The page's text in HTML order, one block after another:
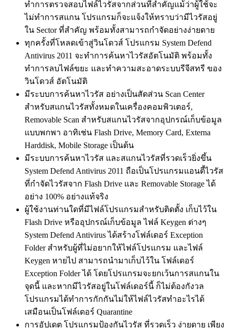
ทำการตรวจสอบไฟล์ไวรัสจากส่วนที่สำคัญแม้ว่าผู้ใช้จะ
ไม่ทำการสแกน โปรแกรมก็จะแจ้งให้ทราบว่ามีไวรัสอยู่
ใน Sector ที่สำคัญ พร้อมทั้งสามารถกำจัดอย่างง่ายดาย
ทุกครั้งที่โหลดเข้าสู่วินโดวส์ โปรแกรม System Defend
Antivirus 2011 จะทำการค้นหาไวรัสอัตโนมัติ พร้อมทั้ง
ทำการลบไฟล์ขยะ และทำความสะอาดระบบรีจีสทรี ของ
วินโดวส์ อัตโนมัติ
มีระบบการค้นหาไวรัส อย่างเป็นสัดส่วน Scan Center
สำหรับสแกนไวรัสทั้งหมดในเครื่องคอมพิวเตอร์,
Removable Scan สำหรับสแกนไวรัสจากอุปกรณ์เก็บข้อมูล
แบบพกพา อาทิเช่น Flash Drive, Memory Card, Externa
Harddisk, Mobile Storage เป็นต้น
มีระบบการค้นหาไวรัส และสแกนไวรัสที่รวดเร็วยิ่งขึ้น
System Defend Antivirus 2011 ถือเป็นโปรแกรมแอนตี้ไวรัส
ที่กำจัดไวรัสจาก Flash Drive และ Removable Storage ได้
อย่าง 100% อย่างแท้จริง
ผู้ใช้งานท่านใดที่มีไฟล์โปรแกรมสำหรับติดตั้ง เก็บไว้ใน
Flash Drive หรืออุปกรณ์เก็บข้อมูล ไฟล์ Keygen ต่างๆ
System Defend Antivirus ได้สร้างโฟล์เดอร์ Exception
Folder สำหรับผู้ที่ไม่อยากให้ไฟล์โปรแกรม และไฟล์
Keygen หายไป สามารถนำมาเก็บไว้ใน โฟล์เดอร์
Exception Folder ได้ โดยโปรแกรมจะยกเว้นการสแกนใน
จุดนี้ และหากมีไวรัสอยู่ในโฟล์เดอร์นี้ ก็ไม่ต้องกังวล
โปรแกรมได้ทำการกักกันไม่ให้ไฟล์ไวรัสทำอะไรได้
เสมือนเป็นโฟล์เดอร์ Quarantine
การอัปเดต โปรแกรมป้องกันไวรัส ที่รวดเร็ว ง่ายดาย เพียง